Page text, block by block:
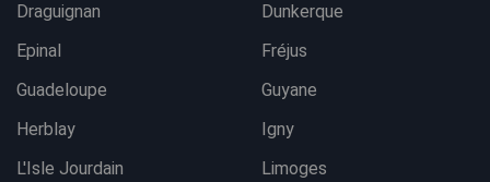
Draguignan
Dunkerque
Epinal
Fréjus
Guadeloupe
Guyane
Herblay
Igny
L'Isle Jourdain
Limoges